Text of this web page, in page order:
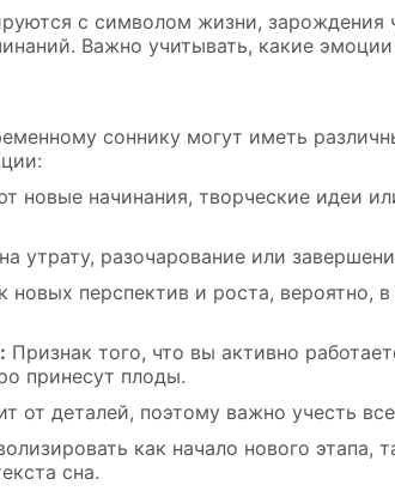
с символом жизни, зарождения
Важно учитывать, какие
соннику могут иметь
новые начинания, творческие идеи
утрату, разочарование или
новых перспектив и роста, вероятно,
Признак того, что вы активно
принесут плоды.
от деталей, поэтому важно учесть
как начало нового
сна.